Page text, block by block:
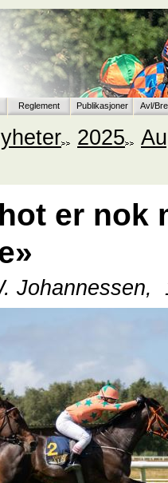
Reglement Publikasjoner Avl/
2025
er nok
Johannessen,